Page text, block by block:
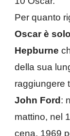
Per quanto
Oscar è
Hepburne
della sua
raggiungere
John Ford :
mattino, nel
cena, 1969